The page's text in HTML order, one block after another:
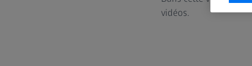
vidéos.